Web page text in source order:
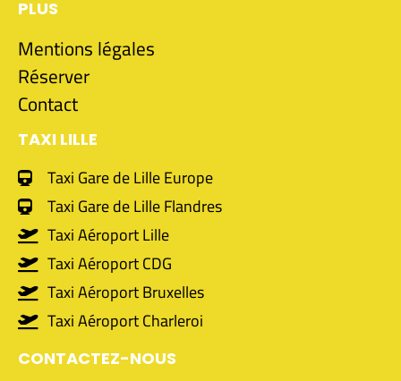
PLUS
Mentions légales
Réserver
Contact
TAXI LILLE
Taxi Gare de Lille Europe
Taxi Gare de Lille Flandres
Taxi Aéroport Lille
Taxi Aéroport CDG
Taxi Aéroport Bruxelles
Taxi Aéroport Charleroi
CONTACTEZ-NOUS